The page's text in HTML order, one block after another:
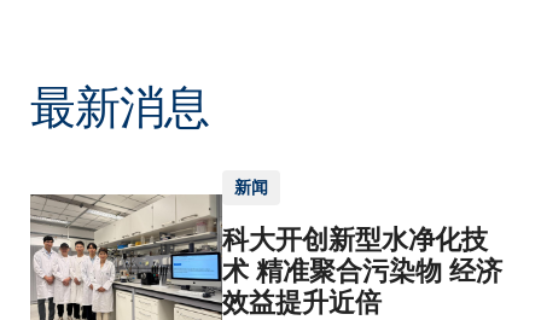
最新消息
新闻
科大开创新型水净化技
术 精准聚合污染物 经济
效益提升近倍